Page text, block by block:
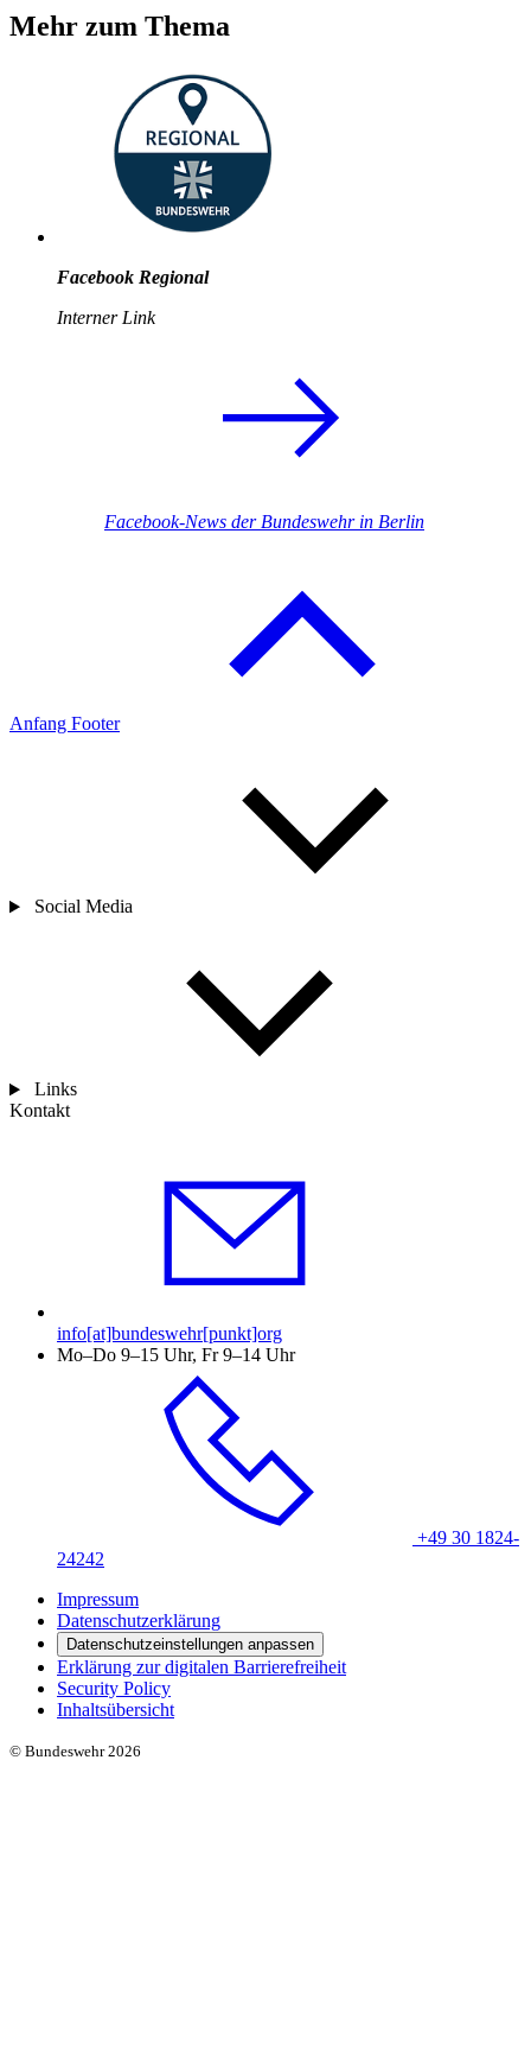
Mehr zum Thema
Facebook Regional
Interner Link
Facebook-News der Bundeswehr in Berlin
Anfang Footer
Social Media
Links
Kontakt
info[at]bundeswehr[punkt]org
Mo–Do 9–15 Uhr, Fr 9–14 Uhr
+49 30 1824-
24242
Impressum
Datenschutzerklärung
Datenschutzeinstellungen anpassen
Erklärung zur digitalen Barrierefreiheit
Security Policy
Inhaltsübersicht
© Bundeswehr 2026